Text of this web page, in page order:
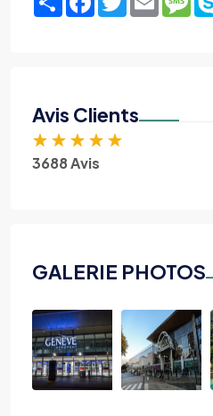
Avis Clients
★ ★ ★ ★ ★
3688 Avis
GALERIE PHOTOS